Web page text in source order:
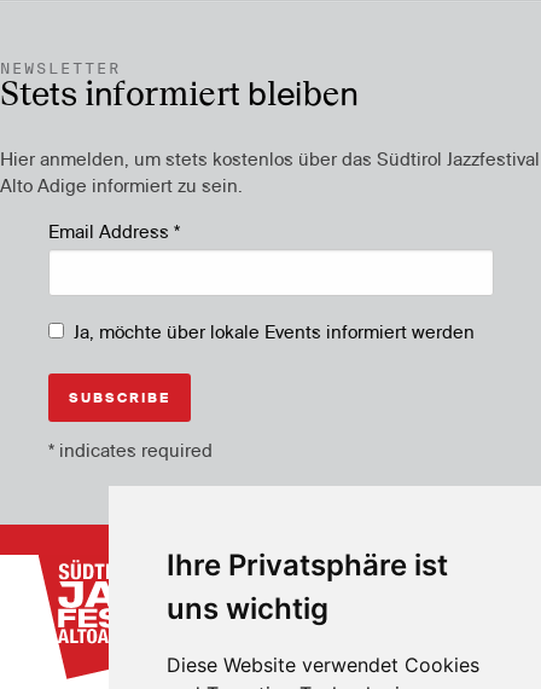
Ihre Privatsphäre ist
uns wichtig
Diese Website verwendet Cookies
NEWSLETTER
Stets informiert bleiben
Hier anmelden, um stets kostenlos über das Südtirol Jazzfestival
Alto Adige informiert zu sein.
Email Address *
Ja, möchte über lokale Events informiert werden
*indicates required